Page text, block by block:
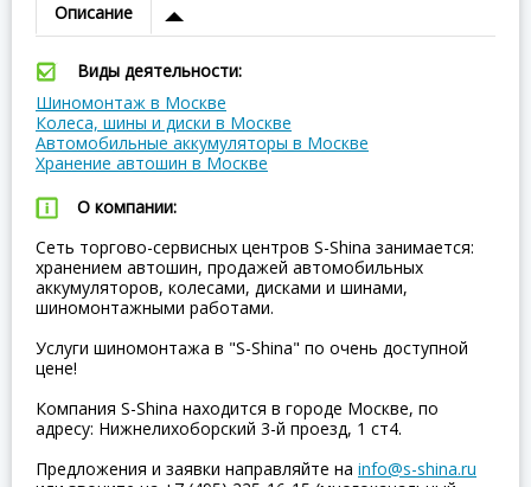
Описание
Виды деятельности:
Шиномонтаж в Москве
Колеса, шины и диски в Москве
Автомобильные аккумуляторы в Москве
Хранение автошин в Москве
О компании:
Сеть торгово-сервисных центров S-Shina занимается:
хранением автошин, продажей автомобильных
аккумуляторов, колесами, дисками и шинами,
шиномонтажными работами.
Услуги шиномонтажа в "S-Shina" по очень доступной
цене!
Компания S-Shina находится в городе Москве, по
адресу: Нижнелихоборский 3-й проезд, 1 ст4.
Предложения и заявки направляйте на info@s-shina.ru